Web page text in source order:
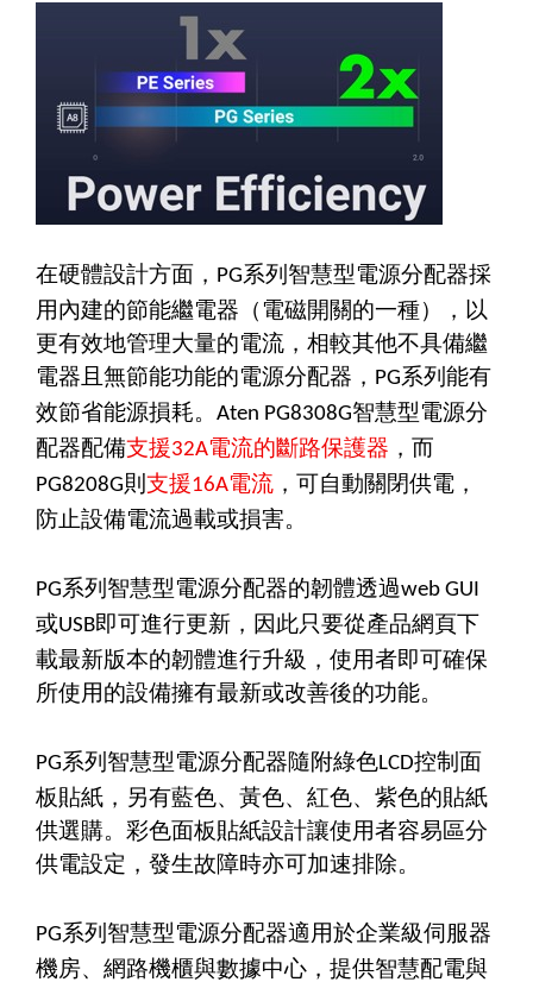
在硬體設計方面， PG系列智慧型電源分配器採
用內建的節能繼電器（電磁開關的一種），以
更有效地管理大量的電流，相較其他不具備繼
電器且無節能功能的電源分配器， PG系列能有
效節省能源損耗。 Aten PG8308G智慧型電源分
配器配備支援32A電流的斷路保護器 ，而
PG8208G則 支援16A電流 ， 可自動關閉供電，
防止設備電流過載或損害。
PG系列智慧型電源分配器的韌體透過web GUI
或USB即可進行更新，因此只要從產品網頁下
載最新版本的韌體進行升級，使用者即可確保
所使用的設備擁有最新或改善後的功能。
PG系列智慧型電源分配器隨附綠色LCD控制面
板貼紙，另有藍色、黃色、紅色、紫色的貼紙
供選購。彩色面板貼紙設計讓使用者容易區分
供電設定，發生故障時亦可加速排除。
PG系列智慧型電源分配器適用於企業級伺服器
機房、網路機櫃與數據中心，提供智慧配電與